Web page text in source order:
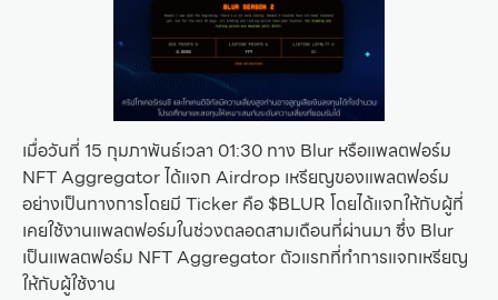
เมื่อวันที่ 15 กุมภาพันธ์เวลา 01:30 ทาง Blur หรือแพลตฟอร์ม
NFT Aggregator ได้แจก Airdrop เหรียญของแพลตฟอร์ม
อย่างเป็นทางการโดยมี Ticker คือ $BLUR โดยได้แจกให้กับผู้ที่
เคยใช้งานแพลตฟอร์มในช่วงตลอดสามเดือนที่ผ่านมา ซึ่ง Blur
เป็นแพลตฟอร์ม NFT Aggregator ตัวแรกที่ทำการแจกเหรียญ
ให้กับผู้ใช้งาน